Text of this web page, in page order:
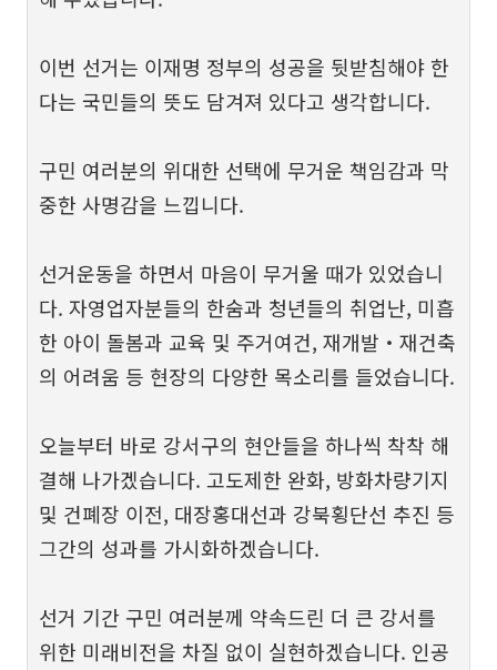
이번 선거는 이재명 정부의 성공을 뒷받침해야 한
다는 국민들의 뜻도 담겨져 있다고 생각합니다.
구민 여러분의 위대한 선택에 무거운 책임감과 막
중한 사명감을 느낍니다.
선거운동을 하면서 마음이 무거울 때가 있었습니
다. 자영업자분들의 한숨과 청년들의 취업난, 미흡
한 아이 돌봄과 교육 및 주거여건, 재개발‧재건축
의 어려움 등 현장의 다양한 목소리를 들었습니다.
오늘부터 바로 강서구의 현안들을 하나씩 착착 해
결해 나가겠습니다. 고도제한 완화, 방화차량기지
및 건폐장 이전, 대장홍대선과 강북횡단선 추진 등
그간의 성과를 가시화하겠습니다.
선거 기간 구민 여러분께 약속드린 더 큰 강서를
위한 미래비전을 차질 없이 실현하겠습니다. 인공